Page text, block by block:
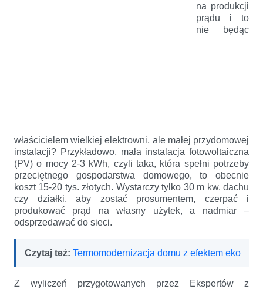
na produkcji
prądu i to
nie będąc
właścicielem wielkiej elektrowni, ale małej przydomowej
instalacji? Przykładowo, mała instalacja fotowoltaiczna
(PV) o mocy 2-3 kWh, czyli taka, która spełni potrzeby
przeciętnego gospodarstwa domowego, to obecnie
koszt 15-20 tys. złotych. Wystarczy tylko 30 m kw. dachu
czy działki, aby zostać prosumentem, czerpać i
produkować prąd na własny użytek, a nadmiar –
odsprzedawać do sieci.
Czytaj też: Termomodernizacja domu z efektem eko
Z wyliczeń przygotowanych przez Ekspertów z